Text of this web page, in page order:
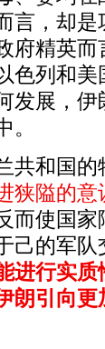
言，却
府精英
色列和
发展，
共和国的
狭隘的
而使国
己的军队
进行实
朗引向